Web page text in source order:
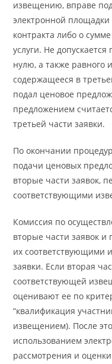
извещению, вправе
электронной
контракта либо о
услуги. Не
нулю, а также
содержащееся в
подал ценовое
предложением
третьей части заявки.
По окончании
подачи ценовых
вторые части заявок,
соответствующими
Комиссия по
вторые части заявок
их соответствующими
заявки. Если вторая
соответствующей
оценивают ее по
“квалификация
извещением). После
использованием
рассмотрения и